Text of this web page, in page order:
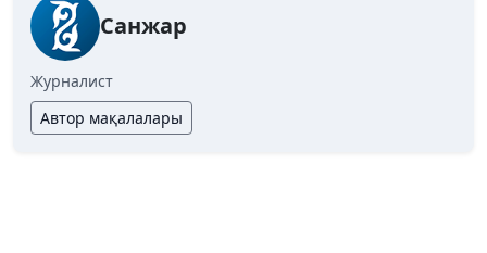
Санжар
Журналист
Автор мақалалары